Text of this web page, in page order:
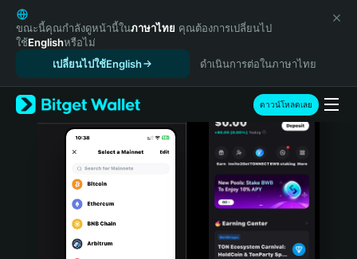
English
日本語
Tiếng Việt
Español (Latinoamérica)
Türkçe
Italiano
Português (Portugal)
Bahasa Indonesia
ขณะนี้คุณกำลังดูหน้านี้ในภาษาไทย คุณต้องการเปลี่ยนไป
ใช้Englishหรือไม่
เปลี่ยนไปใช้English
ดำเนินการต่อในภาษาไทย
ดาวน์โหลดเลย